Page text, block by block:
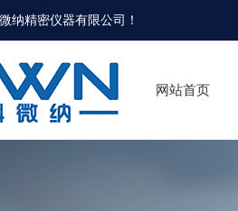
纳精密仪器有限公司！
网站首页